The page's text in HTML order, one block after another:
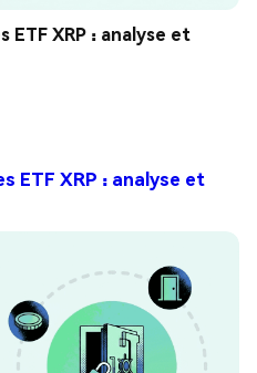
XRP : analyse et
ETF XRP : analyse et